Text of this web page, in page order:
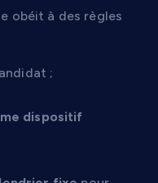
obéit à des règles
;
dispositif